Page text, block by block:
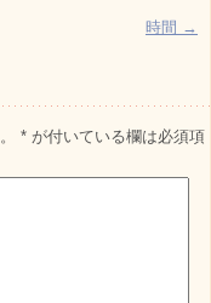
時間 →
* が付いている欄は必須項